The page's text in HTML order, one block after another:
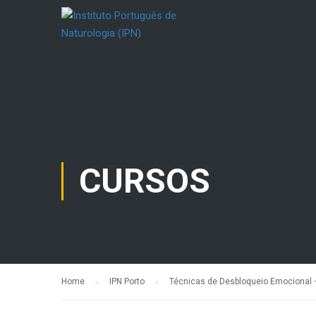
CURSOS
Home IPN Porto Técnicas de Desbloqueio Emocional